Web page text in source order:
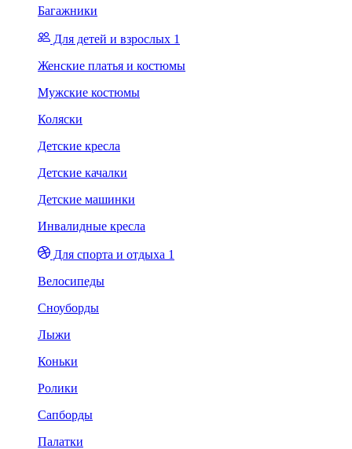
Багажники
Для детей и взрослых 1
Женские платья и костюмы
Мужские костюмы
Коляски
Детские кресла
Детские качалки
Детские машинки
Инвалидные кресла
Для спорта и отдыха 1
Велосипеды
Сноуборды
Лыжи
Коньки
Ролики
Сапборды
Палатки